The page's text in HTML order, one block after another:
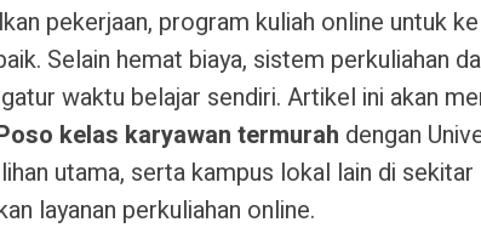
pekerjaan, program kuliah online untuk
Selain hemat biaya, sistem perkuliahan
waktu belajar sendiri. Artikel ini akan
kelas karyawan termurah dengan
utama, serta kampus lokal lain di
layanan perkuliahan online.